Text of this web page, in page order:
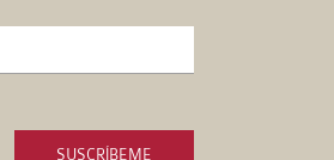
SUSCRÍBEME